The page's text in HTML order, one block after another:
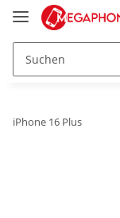
iPhone 16 Plus